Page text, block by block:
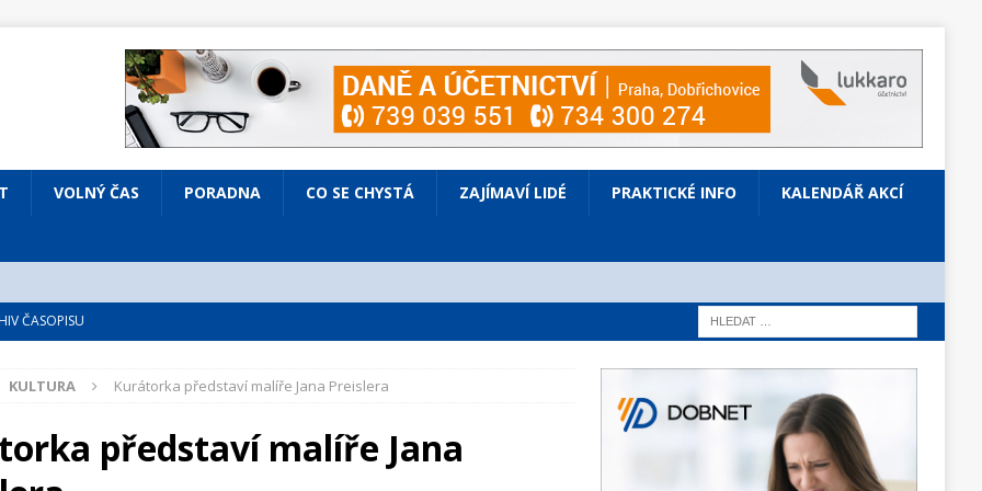
VOLNÝ ČAS PORADNA CO SE CHYSTÁ ZAJÍMAVÍ LIDÉ PRAKTICKÉ INFO KALENDÁŘ AKCÍ
ČASOPISU
VOLNÝ ČAS
Prodaná nevěsta
KULTURA
KULTURA Kurátorka představí malíře Jana Preislera
představí malíře Jana